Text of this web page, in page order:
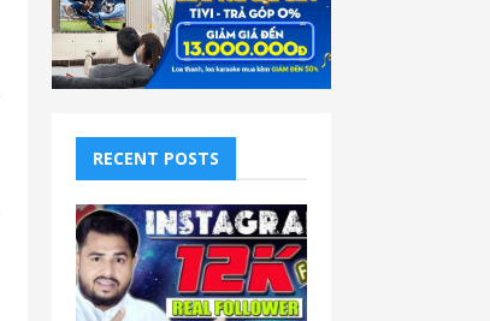
RECENT POSTS